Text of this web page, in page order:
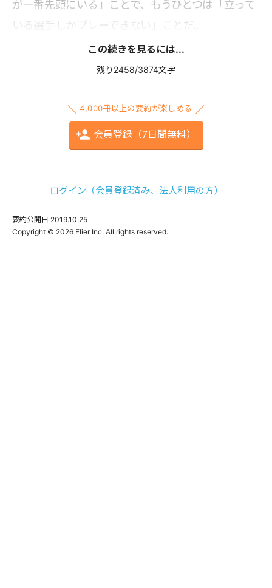
が一番先頭にいる」ことで、もうひとつは「立って
いる選手しかプレーできない」ことだ。
この続きを見るには...
残り2458/3874文字
4,000冊以上の要約が楽しめる
会員登録（7日間無料）
ログイン（会員登録済み、法人利用の方）
要約公開日 2019.10.25